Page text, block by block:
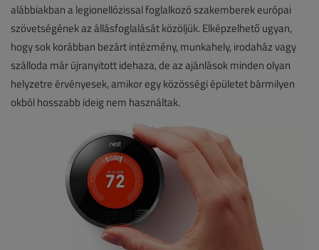
alábbiakban a legionellózissal foglalkozó szakemberek európai
szövetségének az állásfoglalását közöljük. Elképzelhető ugyan,
hogy sok korábban bezárt intézmény, munkahely, irodaház vagy
szálloda már újranyitott idehaza, de az ajánlások minden olyan
helyzetre érvényesek, amikor egy közösségi épületet bármilyen
okból hosszabb ideig nem használtak.